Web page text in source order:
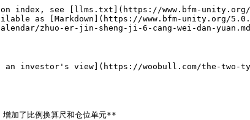
index, see [llms.txt](https://www.bfm-
as [Markdown](https://www.bfm-unity.org/
zhuo-er-jin-sheng-ji-6-cang-wei-dan-
investor's view](https://woobull.com/the-two-
加了比例换算尺和仓位单元**